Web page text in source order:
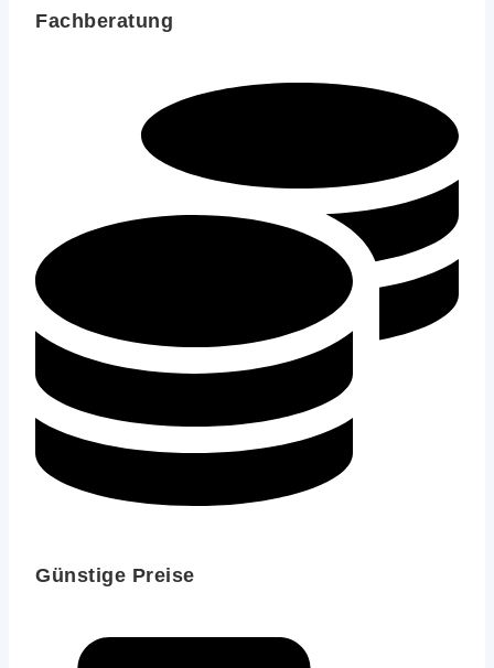
Fachberatung
Günstige Preise